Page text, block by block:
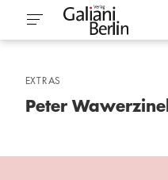
EXTRAS
Peter